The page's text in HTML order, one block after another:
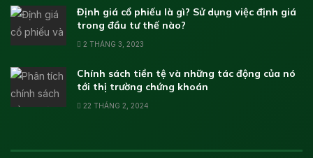
Định giá cổ phiếu là gì? Sử dụng việc định giá
trong đầu tư thế nào?
2 THÁNG 3, 2023
Chính sách tiền tệ và những tác động của nó
tới thị trường chứng khoán
22 THÁNG 2, 2024